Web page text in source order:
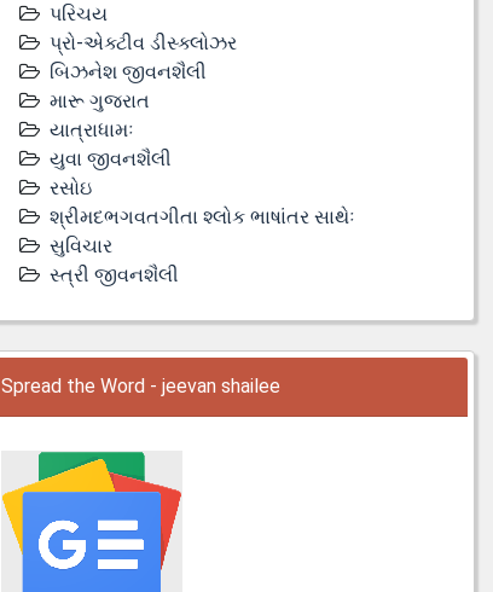
પરિચય
પ્રો-એક્ટીવ ડીસ્‍ક્લોઝર
બિઝનેશ જીવનશૈલી
મારૂ ગુજરાત
યાત્રાધામઃ
યુવા જીવનશૈલી
રસોઇ
શ્રીમદભગવતગીતા શ્લોક ભાષાંતર સાથેઃ
સુવિચાર
સ્ત્રી જીવનશૈલી
Spread the Word - jeevan shailee